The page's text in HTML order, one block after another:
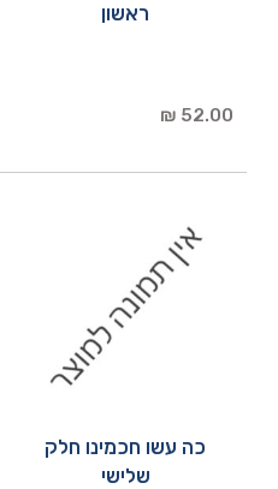
ראשון
52.00 ₪
כה עשו חכמינו חלק
שלישי